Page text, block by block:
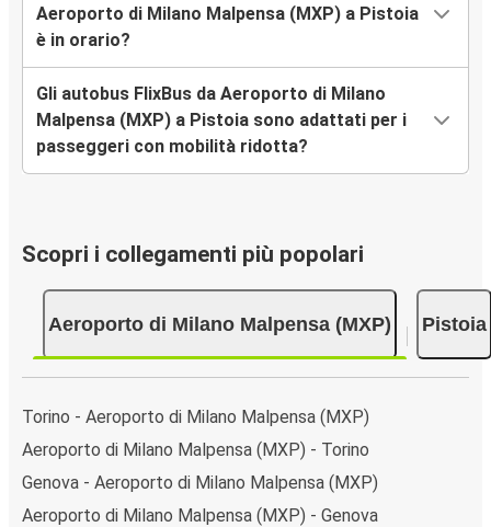
Aeroporto di Milano Malpensa (MXP) a Pistoia
è in orario?
Gli autobus FlixBus da Aeroporto di Milano
Malpensa (MXP) a Pistoia sono adattati per i
passeggeri con mobilità ridotta?
Scopri i collegamenti più popolari
Aeroporto di Milano Malpensa (MXP) Pistoia
Torino - Aeroporto di Milano Malpensa (MXP)
Aeroporto di Milano Malpensa (MXP) - Torino
Genova - Aeroporto di Milano Malpensa (MXP)
Aeroporto di Milano Malpensa (MXP) - Genova